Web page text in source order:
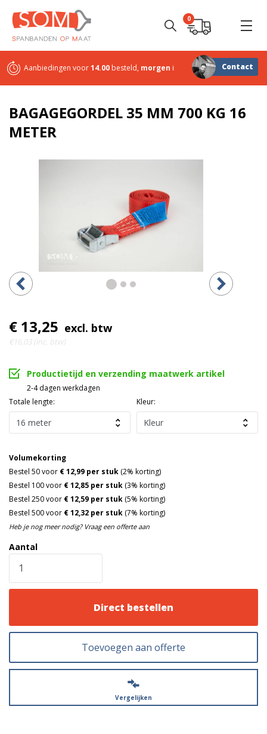
0
Aanbiedingen voor14.00 besteld, morgen in huisSterk in maatwerk
Contact
BAGAGEGORDEL 35 MM 700 KG 16
METER
€ 13,25 excl. btw
€16,03 (inc. btw)
Productietijd en verzending maatwerk artikel
2-4 dagen werkdagen
Totale lengte:
Kleur:
Aantal
Volumekorting
Bestel 50 voor € 12,99 per stuk (2% korting)
Bestel 100 voor € 12,85 per stuk (3% korting)
Bestel 250 voor € 12,59 per stuk (5% korting)
Bestel 500 voor € 12,32 per stuk (7% korting)
Heb je nog meer nodig? Vraag een offerte aan
Direct bestellen
Toevoegen aan offerte
Vergelijken